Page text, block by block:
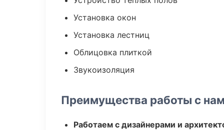
Установка окон
Установка лестниц
Облицовка плиткой
Звукоизоляция
Преимущества работы с
Работаем с дизайнерами и